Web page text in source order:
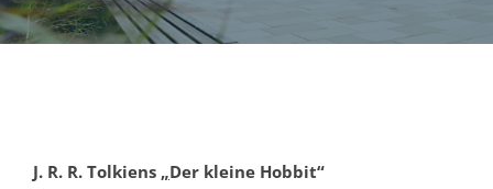
J. R. R. Tolkiens „Der kleine Hobbit“